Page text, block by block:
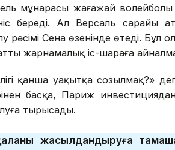
мұнарасы жағажай волейболы
береді. Ал Версаль сарайы
Сена өзенінде өтеді. Бұл
жарнамалық іс-шараға
қанша уақытқа созылмақ?»
басқа, Париж
тырысады.
жасылдандыруға